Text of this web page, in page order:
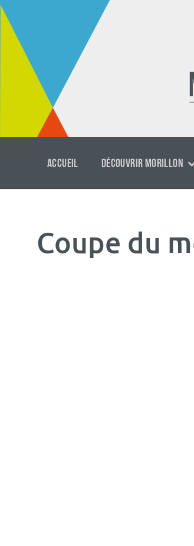
Aller
au
contenu
Passer
à
navigation
principale
Aller
au
footer
ACCUEIL DÉCOUVRIR MORILLON
Coupe du